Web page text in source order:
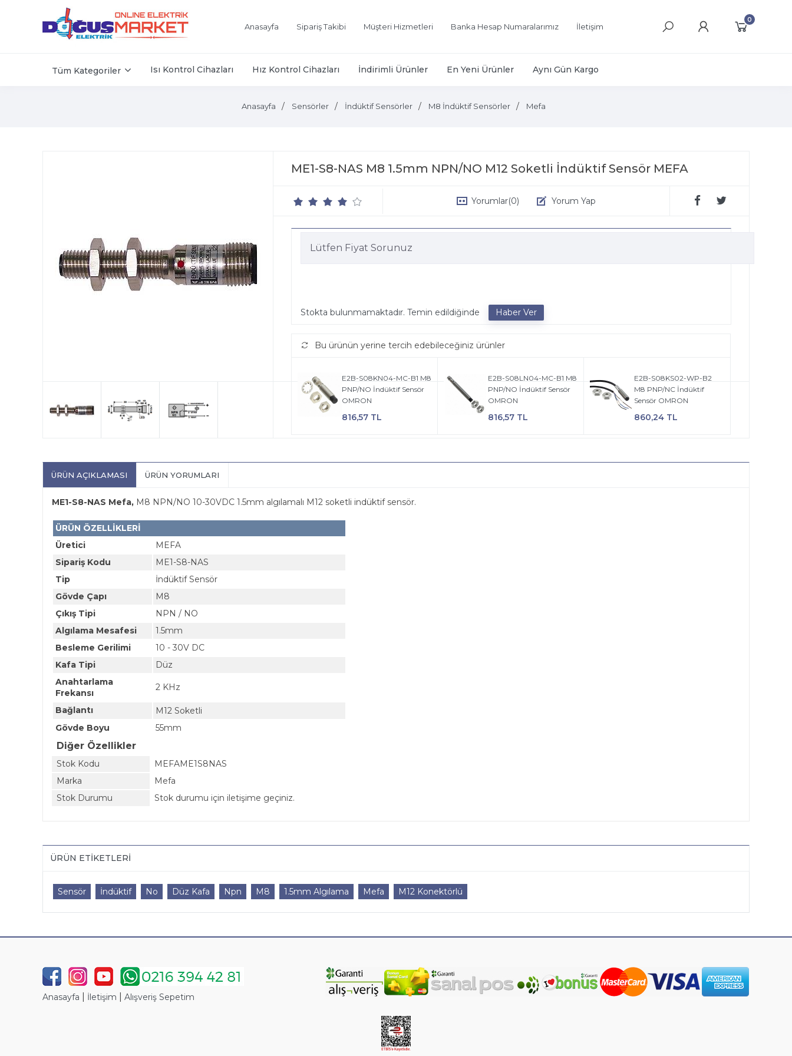
Anasayfa Sipariş Takibi Müşteri Hizmetleri Banka Hesap Numaralarımız İletişim
0
Tüm Kategoriler Isı Kontrol Cihazları Hız Kontrol Cihazları İndirimli Ürünler En Yeni Ürünler Aynı Gün Kargo
Anasayfa Sensörler İndüktif Sensörler M8 İndüktif Sensörler Mefa
ME1-S8-NAS M8 1.5mm NPN/NO M12 Soketli İndüktif Sensör MEFA
Yorumlar(0) Yorum Yap
Lütfen Fiyat Sorunuz
Stokta bulunmamaktadır. Temin edildiğinde
Bu ürünün yerine tercih edebileceğiniz ürünler
E2B-S08KN04-MC-B1 M8
PNP/NO İndüktif Sensör
OMRON
816,57 TL
E2B-S08LN04-MC-B1 M8
PNP/NO İndüktif Sensör
OMRON
816,57 TL
E2B-S08KS02-WP-B2
M8 PNP/NC İndüktif
Sensör OMRON
860,24 TL
ÜRÜN AÇIKLAMASI ÜRÜN YORUMLARI
ME1-S8-NAS Mefa, M8 NPN/NO 10-30VDC 1.5mm algılamalı M12 soketli indüktif sensör.
ÜRÜN ÖZELLİKLERİ
Üretici
MEFA
Sipariş Kodu
ME1-S8-NAS
Tip
İndüktif Sensör
Gövde Çapı
M8
Çıkış Tipi
NPN / NO
Algılama Mesafesi
1.5mm
Besleme Gerilimi
10 - 30V DC
Kafa Tipi
Düz
Anahtarlama
Frekansı
2 KHz
Bağlantı
M12 Soketli
Gövde Boyu
55mm
Diğer Özellikler
Stok Kodu
MEFAME1S8NAS
Marka
Mefa
Stok Durumu
Stok durumu için iletişime geçiniz.
ÜRÜN ETIKETLERI
Sensör İndüktif No Düz Kafa Npn M8 1.5mm Algılama Mefa M12 Konektörlü
Anasayfa İletişim Alışveriş Sepetim